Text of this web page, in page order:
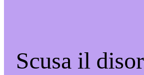
Scusa il